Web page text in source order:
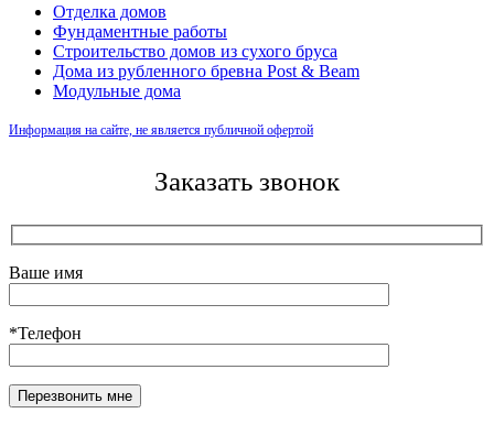
Отделка домов
Фундаментные работы
Строительство домов из сухого бруса
Дома из рубленного бревна Post & Beam
Модульные дома
Информация на сайте, не является публичной офертой
Заказать звонок
Ваше имя
*Телефон
Оставьте это поле пустым.